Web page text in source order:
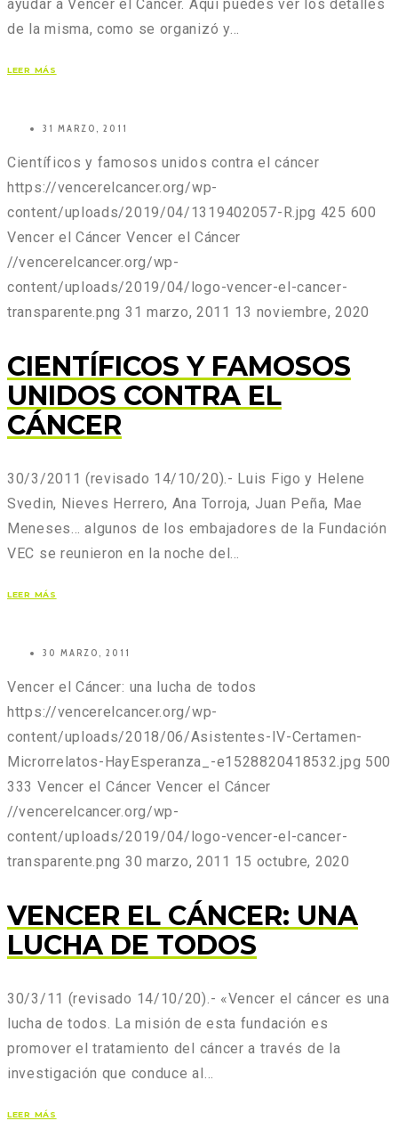
ayudar a Vencer el Cáncer. Aquí puedes ver los detalles
de la misma, como se organizó y…
LEER MÁS
31 MARZO, 2011
Científicos y famosos unidos contra el cáncer
https://vencerelcancer.org/wp-
content/uploads/2019/04/1319402057-R.jpg 425 600
Vencer el Cáncer Vencer el Cáncer
//vencerelcancer.org/wp-
content/uploads/2019/04/logo-vencer-el-cancer-
transparente.png 31 marzo, 2011 13 noviembre, 2020
CIENTÍFICOS Y FAMOSOS
UNIDOS CONTRA EL
CÁNCER
30/3/2011 (revisado 14/10/20).- Luis Figo y Helene
Svedin, Nieves Herrero, Ana Torroja, Juan Peña, Mae
Meneses… algunos de los embajadores de la Fundación
VEC se reunieron en la noche del…
LEER MÁS
30 MARZO, 2011
Vencer el Cáncer: una lucha de todos
https://vencerelcancer.org/wp-
content/uploads/2018/06/Asistentes-IV-Certamen-
Microrrelatos-HayEsperanza_-e1528820418532.jpg 500
333 Vencer el Cáncer Vencer el Cáncer
//vencerelcancer.org/wp-
content/uploads/2019/04/logo-vencer-el-cancer-
transparente.png 30 marzo, 2011 15 octubre, 2020
VENCER EL CÁNCER: UNA
LUCHA DE TODOS
30/3/11 (revisado 14/10/20).- «Vencer el cáncer es una
lucha de todos. La misión de esta fundación es
promover el tratamiento del cáncer a través de la
investigación que conduce al…
LEER MÁS